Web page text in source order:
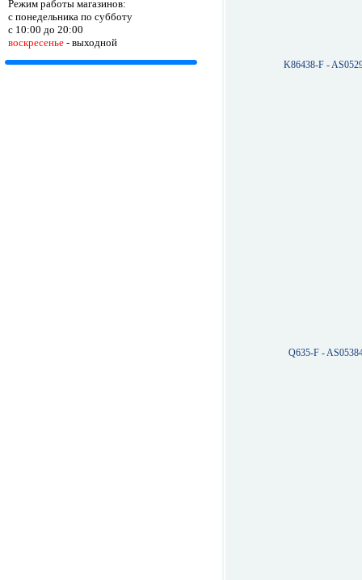
Режим работы магазинов:
с понедельника по субботу
с 10:00 до 20:00
воскресенье - выходной
K86438-F -
Q635-F -